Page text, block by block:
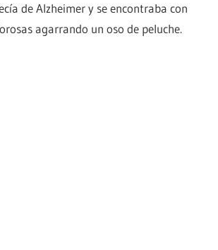
de Alzheimer y se encontraba con
agarrando un oso de peluche.